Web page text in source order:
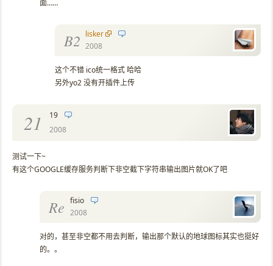
面……
B2 lisker
2008
这个不错 ico统一格式 哈哈
另外yo2 没有开插件上传
21
19
2008
测试一下~
有这个GOOGLE缓存服务判断下非空截下字符串输出图片就OK了吧
Re fisio
2008
对的，甚至非空都不用去判断，输出那个默认的地球图标其实也挺好
的。。